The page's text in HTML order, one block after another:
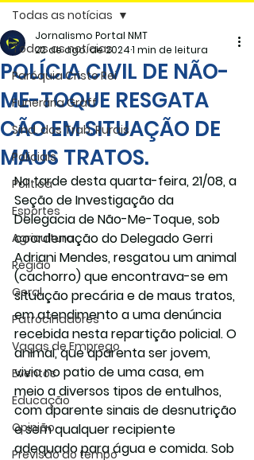
Todas as notícias
Paróquia Cristo Rei
Funerária Gräff
Sind. dos Trab. Rurais
Policiais
Politica
Esportes
Agricultura
Região
Geral
Patrocinadores
Vagas de Emprego
Eventos
Educação
Opinião
Previsão do tempo
Todas as notícias
POLÍCIA CIVIL DE NÃO-
ME-TOQUE RESGATA
CÃO EM SITUAÇÃO DE
MAUS TRATOS.
Jornalismo Portal NMT
22 de ago. de 20241 min de leitura
Na tarde desta quarta-feira, 21/08, a
Seção de Investigação da
Delegacia de Não-Me-Toque, sob
coordenação do Delegado Gerri
Adriani Mendes, resgatou um animal
(cachorro) que encontrava-se em
situação precária e de maus tratos,
em atendimento a uma denúncia
recebida nesta repartição policial. O
animal, que aparenta ser jovem,
vivia no patio de uma casa, em
meio a diversos tipos de entulhos,
com aparente sinais de desnutrição
e sem qualquer recipiente
adequado para água e comida. Sob